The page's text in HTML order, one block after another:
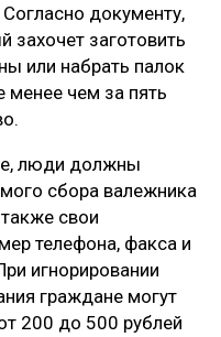
документу,
заготовить
или набрать палок
менее чем за пять
люди должны
сбора валежника
свои
телефона, факса и
игнорировании
граждане могут
200 до 500 рублей